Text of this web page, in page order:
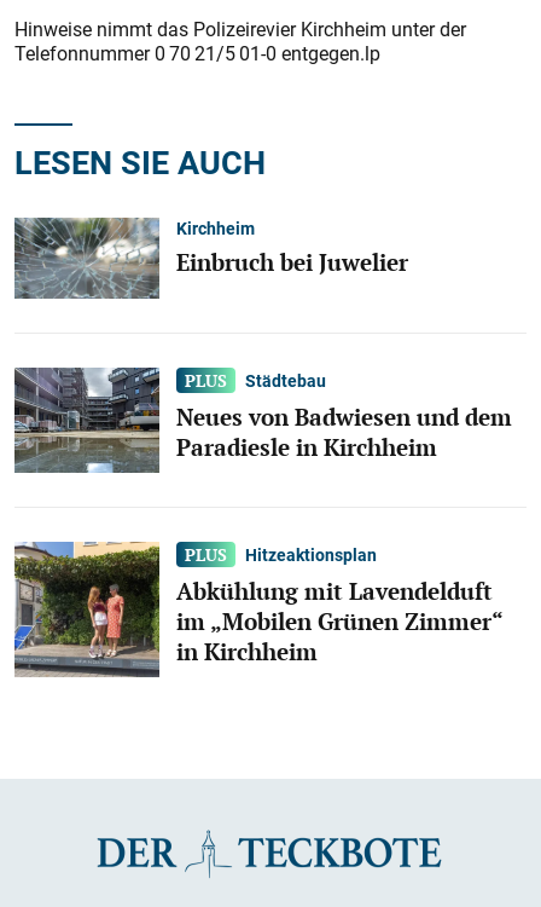
Hinweise nimmt das Polizeirevier Kirchheim unter der
Telefonnummer 0 70 21/5 01-0 entgegen.lp
LESEN SIE AUCH
Kirchheim
Einbruch bei Juwelier
Städtebau
Neues von Badwiesen und dem
Paradiesle in Kirchheim
Hitzeaktionsplan
Abkühlung mit Lavendelduft
im „Mobilen Grünen Zimmer“
in Kirchheim